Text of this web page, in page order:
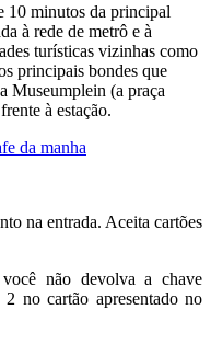
10 minutos da principal
à rede de metrô e à
turísticas vizinhas como
principais bondes que
Museumplein (a praça
à estação.
na entrada. Aceita cartões
não devolva a chave
no cartão apresentado no